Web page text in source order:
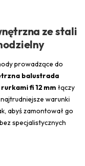
ze stali
prowadzące do
balustrada
fi 12 mm łączy
warunki
abyś zamontował go
specjalistycznych